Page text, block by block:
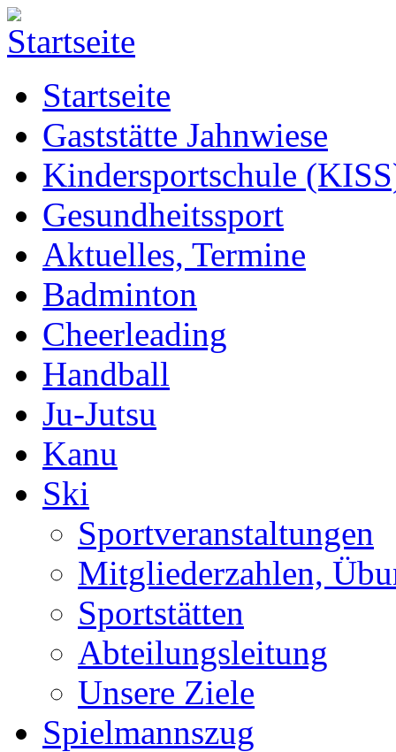
Startseite
Gaststätte Jahnwiese
Kindersportschule
Gesundheitssport
Aktuelles, Termine
Badminton
Cheerleading
Handball
Ju-Jutsu
Kanu
Ski
Sportveranstaltungen
Mitgliederzahlen,
Sportstätten
Abteilungsleitung
Unsere Ziele
Spielmannszug